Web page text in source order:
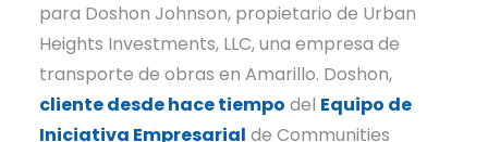
para Doshon Johnson, propietario de Urban
Heights Investments, LLC, una empresa de
transporte de obras en Amarillo. Doshon,
cliente desde hace tiempo del Equipo de
Iniciativa Empresarial de Communities